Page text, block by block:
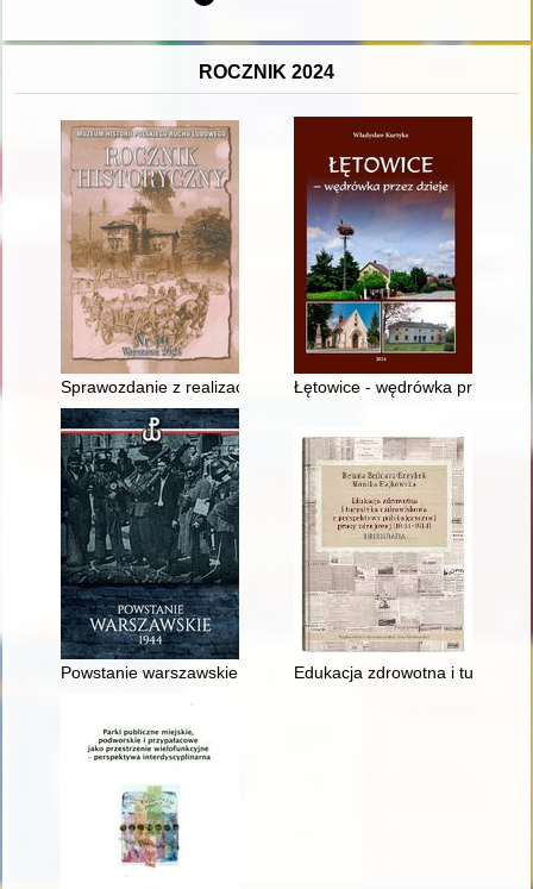
ROCZNIK 2024
Sprawozdanie z realizacji projektu pt. "Upowszechnienie
Łętowice - wędrówka przez
Powstanie warszawskie 1944 : albumEdukacja zdrowotna i